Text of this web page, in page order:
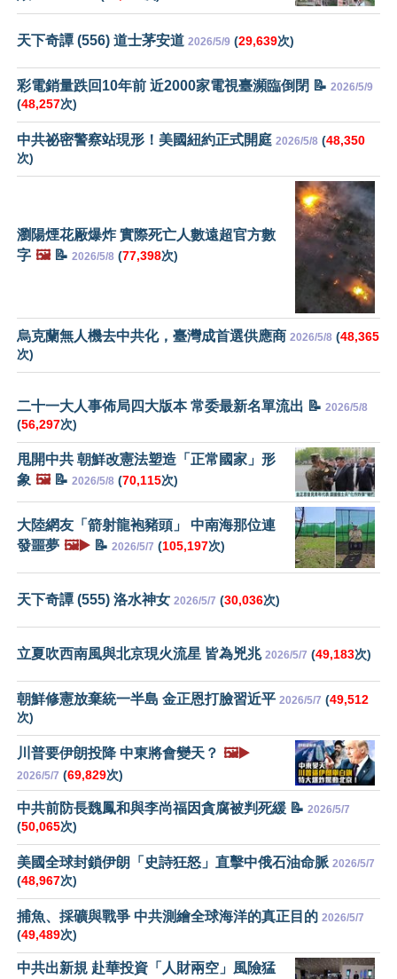
天下奇譚 (556) 道士茅安道 2026/5/9 (29,639次)
彩電銷量跌回10年前 近2000家電視臺瀕臨倒閉 📝 2026/5/9
(48,257次)
中共祕密警察站現形！美國紐約正式開庭 2026/5/8 (48,350
次)
瀏陽煙花厰爆炸 實際死亡人數遠超官方數
字 🖼️📝 2026/5/8 (77,398次)
烏克蘭無人機去中共化，臺灣成首選供應商 2026/5/8 (48,365
次)
二十一大人事佈局四大版本 常委最新名單流出 📝 2026/5/8
(56,297次)
甩開中共 朝鮮改憲法塑造「正常國家」形
象 🖼️📝 2026/5/8 (70,115次)
大陸網友「箭射龍袍豬頭」 中南海那位連
發噩夢 🖼️▶️ 📝 2026/5/7 (105,197次)
天下奇譚 (555) 洛水神女 2026/5/7 (30,036次)
立夏吹西南風與北京現火流星 皆為兇兆 2026/5/7 (49,183次)
朝鮮修憲放棄統一半島 金正恩打臉習近平 2026/5/7 (49,512
次)
川普要伊朗投降 中東將會變天？ 🖼️▶️
2026/5/7 (69,829次)
中共前防長魏鳳和與李尚福因貪腐被判死緩 📝 2026/5/7
(50,065次)
美國全球封鎖伊朗「史詩狂怒」直擊中俄石油命脈 2026/5/7
(48,967次)
捕魚、採礦與戰爭 中共測繪全球海洋的真正目的 2026/5/7
(49,489次)
中共出新規 赴華投資「人財兩空」風險猛